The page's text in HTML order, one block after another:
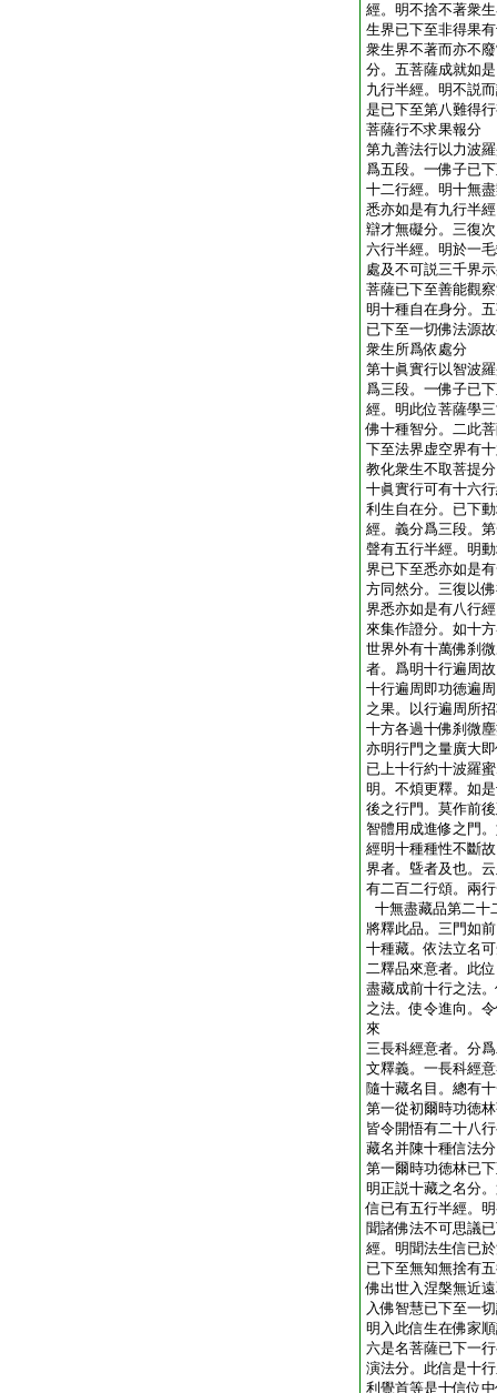
經。明不捨不著衆
生界已下至非得果
衆生界不著而亦不
分。五菩薩成就如
九行半經。明不説
是已下至第八難得
菩薩行不求果報分
第九善法行以力波
爲五段。一佛子已
十二行經。明十無
悉亦如是有九行半
辯才無礙分。三復
六行半經。明於一
處及不可説三千界
菩薩已下至善能觀
明十種自在身分。
已下至一切佛法源
衆生所爲依處分
第十眞實行以智波
爲三段。一佛子已
經。明此位菩薩學
佛十種智分。二此
下至法界虚空界有
教化衆生不取菩提
十眞實行可有十六
利生自在分。已下
經。義分爲三段。
聲有五行半經。明
界已下至悉亦如是
方同然分。三復以
界悉亦如是有八行
來集作證分。如十
世界外有十萬佛刹
者。爲明十行遍周
十行遍周即功徳遍
之果。以行遍周所
十方各過十佛刹微
亦明行門之量廣大
已上十行約十波羅
明。不煩更釋。如
後之行門。莫作前
智體用成進修之門
經明十種種性不斷
界者。曁者及也。
有二百二行頌。兩
十無盡藏品第二十
將釋此品。三門如
十種藏。依法立名
二釋品來意者。此
盡藏成前十行之法
之法。使令進向。
來
三長科經意者。分
文釋義。一長科經
隨十藏名目。總有
第一從初爾時功徳
皆令開悟有二十八
藏名并陳十種信法
第一爾時功徳林已
明正説十藏之名分
信已有五行半經。
聞諸佛法不可思議
經。明聞法生信已
已下至無知無捨有
佛出世入涅槃無近
入佛智慧已下至一
明入此信生在佛家
六是名菩薩已下一
演法分。此信是十
利覺首等是十信位